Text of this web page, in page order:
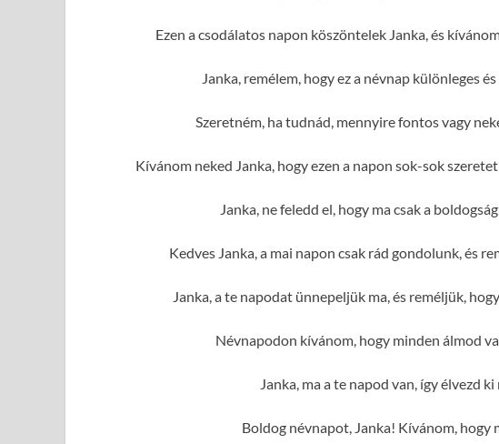
Ezen a csodálatos napon köszöntelek Janka, és
Janka, remélem, hogy ez a névnap különleges
Szeretném, ha tudnád, mennyire fontos vagy
Kívánom neked Janka, hogy ezen a napon sok-sok
Janka, ne feledd el, hogy ma csak a
Kedves Janka, a mai napon csak rád gondolunk, és
Janka, a te napodat ünnepeljük ma, és reméljük,
Névnapodon kívánom, hogy minden álmod
Janka, ma a te napod van, így élvezd
Boldog névnapot, Janka! Kívánom, hogy